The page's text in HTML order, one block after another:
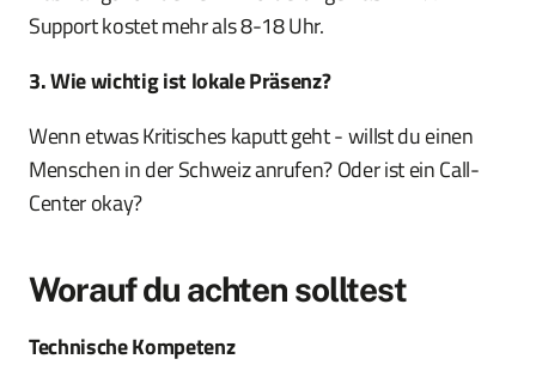
Support kostet mehr als 8-18 Uhr.
3. Wie wichtig ist lokale Präsenz?
Wenn etwas Kritisches kaputt geht - willst du einen
Menschen in der Schweiz anrufen? Oder ist ein Call-
Center okay?
Worauf du achten solltest
Technische Kompetenz